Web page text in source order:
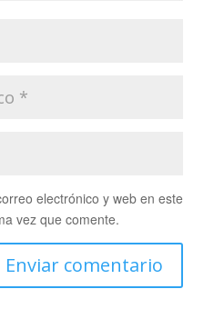
electrónico y web en este
vez que comente.